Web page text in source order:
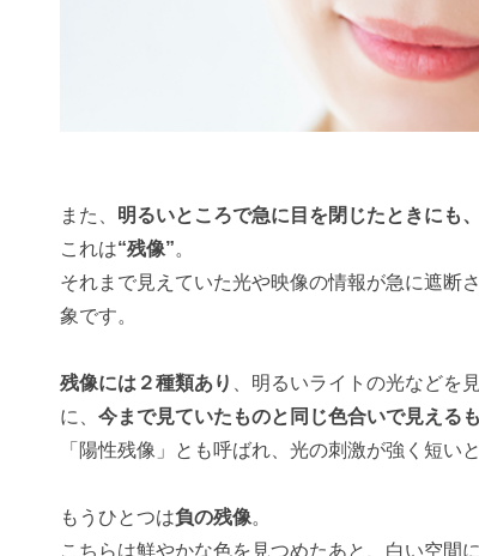
また、 明るいところで急に目を閉じたときにも
これは“残像”。
それまで見えていた光や映像の情報が急に遮断
象です。
残像には２種類あり
、明るいライトの光などを
に、 今まで見ていたものと同じ色合いで見える
「陽性残像」とも呼ばれ、光の刺激が強く短い
もうひとつは負の残像。
こちらは鮮やかな色を見つめたあと、白い空間